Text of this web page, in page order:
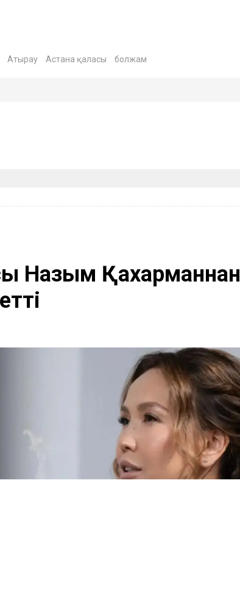
Атырау Астана қаласы болжам
Назым Қахарманнан